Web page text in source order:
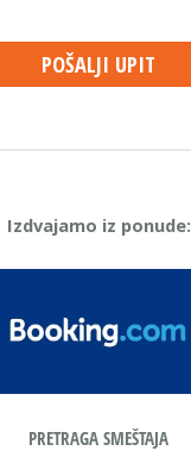
POŠALJI UPIT
Izdvajamo iz ponude: